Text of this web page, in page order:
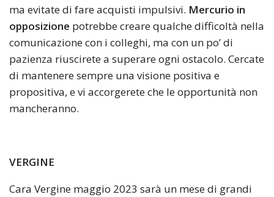
ma evitate di fare acquisti impulsivi. Mercurio in
opposizione potrebbe creare qualche difficoltà nella
comunicazione con i colleghi, ma con un po’ di
pazienza riuscirete a superare ogni ostacolo. Cercate
di mantenere sempre una visione positiva e
propositiva, e vi accorgerete che le opportunità non
mancheranno.
VERGINE
Cara Vergine maggio 2023 sarà un mese di grandi